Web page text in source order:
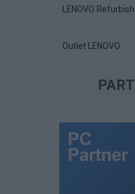
LENOVO
Outlet LENOVO